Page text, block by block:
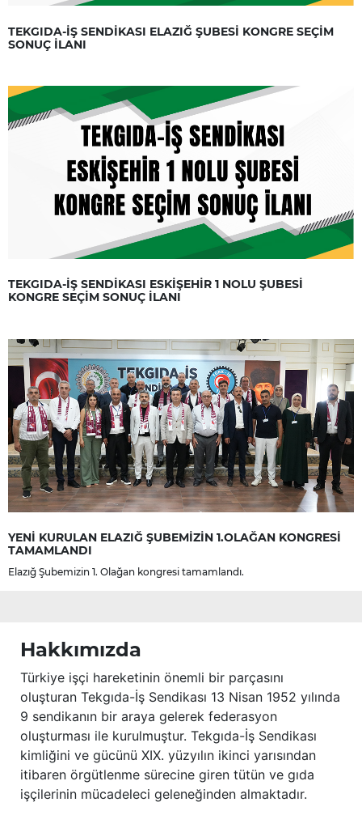
TEKGIDA-İŞ SENDİKASI ELAZIĞ ŞUBESİ KONGRE SEÇİM
SONUÇ İLANI
TEKGIDA-İŞ SENDİKASI ESKİŞEHİR 1 NOLU ŞUBESİ
KONGRE SEÇİM SONUÇ İLANI
YENİ KURULAN ELAZIĞ ŞUBEMİZİN 1.OLAĞAN KONGRESİ
TAMAMLANDI
Elazığ Şubemizin 1. Olağan kongresi tamamlandı.
Hakkımızda
Türkiye işçi hareketinin önemli bir parçasını
oluşturan Tekgıda-İş Sendikası 13 Nisan 1952 yılında
9 sendikanın bir araya gelerek federasyon
oluşturması ile kurulmuştur. Tekgıda-İş Sendikası
kimliğini ve gücünü XIX. yüzyılın ikinci yarısından
itibaren örgütlenme sürecine giren tütün ve gıda
işçilerinin mücadeleci geleneğinden almaktadır.